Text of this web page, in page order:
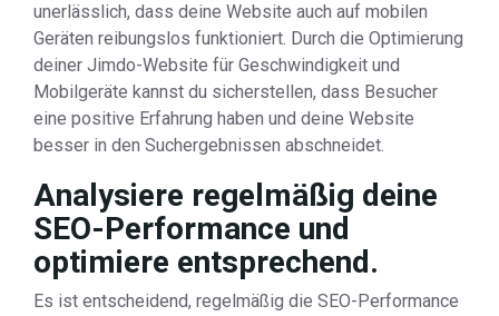
unerlässlich, dass deine Website auch auf mobilen
Geräten reibungslos funktioniert. Durch die Optimierung
deiner Jimdo-Website für Geschwindigkeit und
Mobilgeräte kannst du sicherstellen, dass Besucher
eine positive Erfahrung haben und deine Website
besser in den Suchergebnissen abschneidet.
Analysiere regelmäßig deine
SEO-Performance und
optimiere entsprechend.
Es ist entscheidend, regelmäßig die SEO-Performance